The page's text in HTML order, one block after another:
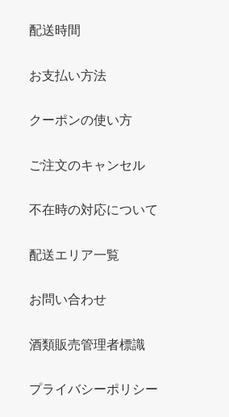
配送時間
お支払い方法
クーポンの使い方
ご注文のキャンセル
不在時の対応について
配送エリア一覧
お問い合わせ
酒類販売管理者標識
プライバシーポリシー